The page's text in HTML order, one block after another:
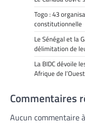
Togo : 43
constitutionnelle
Le Sénégal et la
délimitation de
La BIDC dévoile
Afrique de l’Ouest
Commentaires
Aucun commentaire